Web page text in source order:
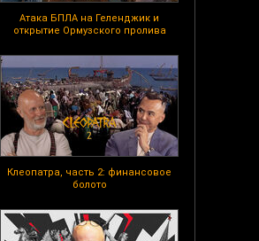
Атака БПЛА на Геленджик и
открытие Ормузского пролива
Клеопатра, часть 2: финансовое
болото